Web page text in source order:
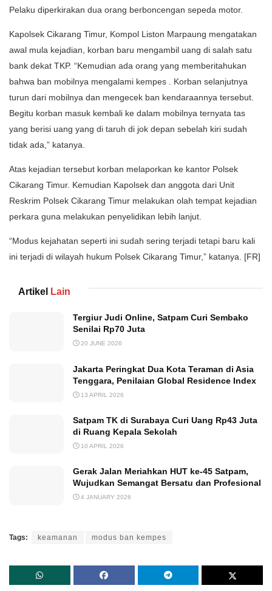
Pelaku diperkirakan dua orang berboncengan sepeda motor.
Kapolsek Cikarang Timur, Kompol Liston Marpaung mengatakan
awal mula kejadian, korban baru mengambil uang di salah satu
bank dekat TKP. “Kemudian ada orang yang memberitahukan
bahwa ban mobilnya mengalami kempes . Korban selanjutnya
turun dari mobilnya dan mengecek ban kendaraannya tersebut.
Begitu korban masuk kembali ke dalam mobilnya ternyata tas
yang berisi uang yang di taruh di jok depan sebelah kiri sudah
tidak ada,” katanya.
Atas kejadian tersebut korban melaporkan ke kantor Polsek
Cikarang Timur. Kemudian Kapolsek dan anggota dari Unit
Reskrim Polsek Cikarang Timur melakukan olah tempat kejadian
perkara guna melakukan penyelidikan lebih lanjut.
“Modus kejahatan seperti ini sudah sering terjadi tetapi baru kali
ini terjadi di wilayah hukum Polsek Cikarang Timur,” katanya. [FR]
Artikel Lain
Tergiur Judi Online, Satpam Curi Sembako
Senilai Rp70 Juta
20 JUNE 2026
Jakarta Peringkat Dua Kota Teraman di Asia
Tenggara, Penilaian Global Residence Index
13 APRIL 2026
Satpam TK di Surabaya Curi Uang Rp43 Juta
di Ruang Kepala Sekolah
10 APRIL 2026
Gerak Jalan Meriahkan HUT ke-45 Satpam,
Wujudkan Semangat Bersatu dan Profesional
4 JANUARY 2026
Tags: keamanan modus ban kempes